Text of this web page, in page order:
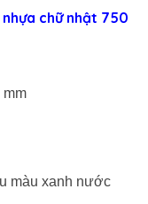
chữ nhật 750
mm
màu xanh nước